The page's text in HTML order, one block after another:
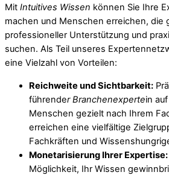
Mit Intuitives Wissen können Sie Ihre
machen und Menschen erreichen, die
professioneller Unterstützung und
suchen. Als Teil unseres
eine Vielzahl von Vorteilen:
Reichweite und Sichtbarkeit:
führender Branchenexpertein
Menschen gezielt nach Ihrem
erreichen eine vielfältige
Fachkräften und
Monetarisierung Ihrer Expertise:
Möglichkeit, Ihr Wissen